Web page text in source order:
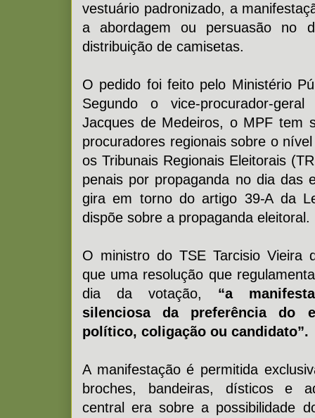
vestuário padronizado, a
a abordagem ou persuasão no
distribuição de camisetas.
O pedido foi feito pelo Ministério
Segundo o vice-procurador-
Jacques de Medeiros, o MPF tem
procuradores regionais sobre o
os Tribunais Regionais Eleitorais
penais por propaganda no dia das
gira em torno do artigo 39-A da
dispõe sobre a propaganda eleitoral.
O ministro do TSE Tarcisio Vieira
que uma resolução que
dia da votação, “a
silenciosa da preferência do
político, coligação ou candidato”.
A manifestação é permitida
broches, bandeiras, dísticos e
central era sobre a possibilidade